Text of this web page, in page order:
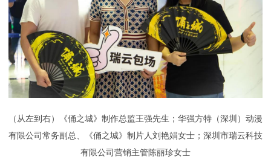
（从左到右）《俑之城》制作总监王强先生；华强方特（深圳）动漫
有限公司常务副总、《俑之城》制片人刘艳娟女士；深圳市瑞云科技
有限公司营销主管陈丽珍女士